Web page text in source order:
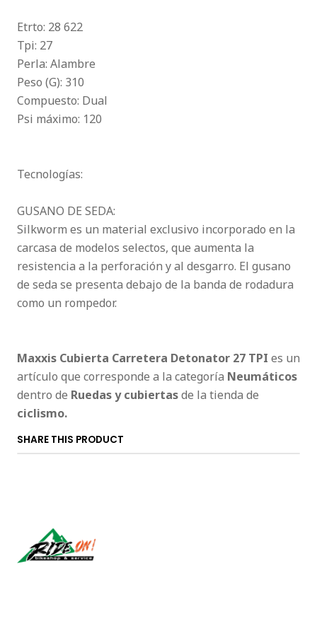
Etrto: 28 622
Tpi: 27
Perla: Alambre
Peso (G): 310
Compuesto: Dual
Psi máximo: 120
Tecnologías:
GUSANO DE SEDA:
Silkworm es un material exclusivo incorporado en la
carcasa de modelos selectos, que aumenta la
resistencia a la perforación y al desgarro. El gusano
de seda se presenta debajo de la banda de rodadura
como un rompedor.
Maxxis Cubierta Carretera Detonator 27 TPI es un
artículo que corresponde a la categoría Neumáticos
dentro de Ruedas y cubiertasde la tienda de
ciclismo.
SHARE THIS PRODUCT